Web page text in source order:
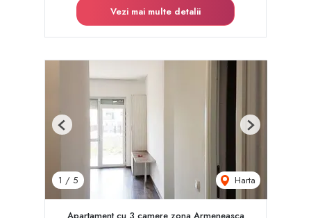
Vezi mai multe detalii
1 / 5 Harta
Previous Next